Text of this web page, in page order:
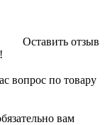
Оставить отзыв
вопрос по товару
вам